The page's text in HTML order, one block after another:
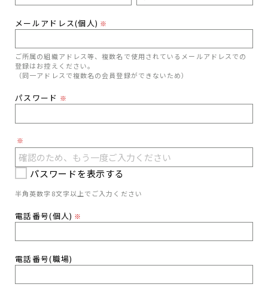
メールアドレス(個人) ※
ご所属の組織アドレス等、複数名で使用されているメールアドレスでの
登録はお控えください。
（同一アドレスで複数名の会員登録ができないため）
パスワード ※
※
パスワードを表示する
半角英数字8文字以上でご入力ください
電話番号(個人) ※
電話番号(職場)